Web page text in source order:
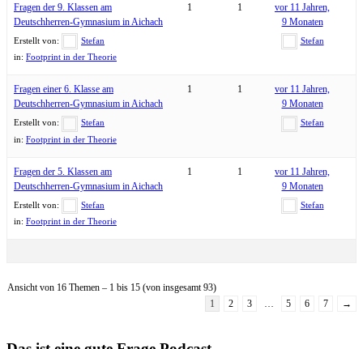
Fragen der 9. Klassen am
Deutschherren-Gymnasium in Aichach
Erstellt von:
Stefan
in: Footprint in der Theorie
1 1
vor 11 Jahren,
9 Monaten
Stefan
Fragen einer 6. Klasse am
Deutschherren-Gymnasium in Aichach
Erstellt von:
Stefan
in: Footprint in der Theorie
1 1
vor 11 Jahren,
9 Monaten
Stefan
Fragen der 5. Klassen am
Deutschherren-Gymnasium in Aichach
Erstellt von:
Stefan
in: Footprint in der Theorie
1 1
vor 11 Jahren,
9 Monaten
Stefan
Ansicht von 16 Themen – 1 bis 15 (von insgesamt 93)
1
2 3 … 5 6 7 →